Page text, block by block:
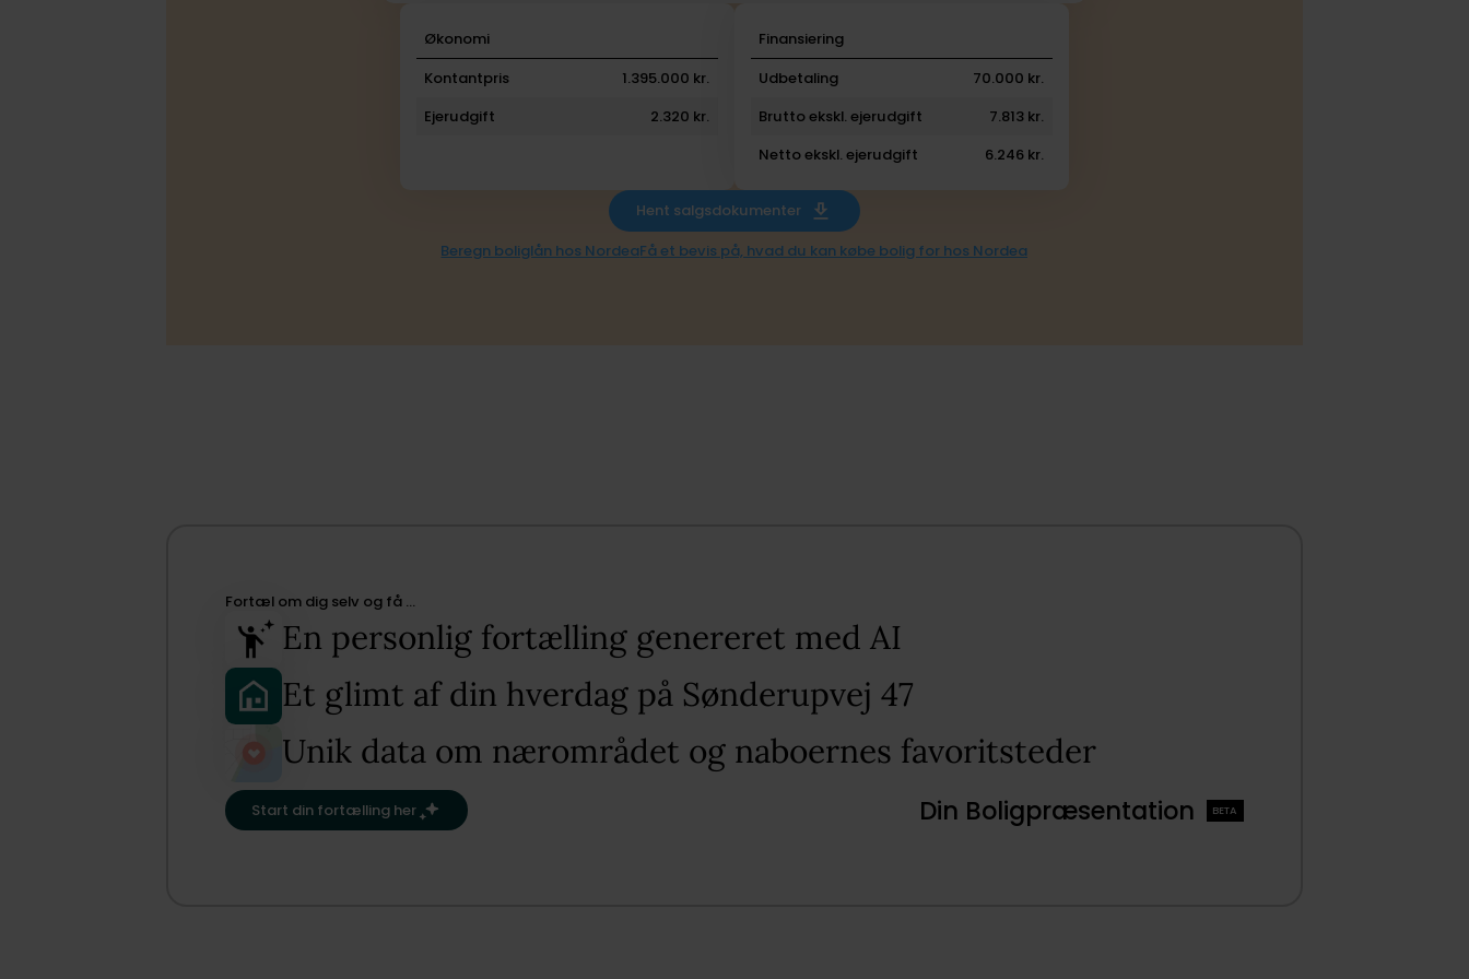
Økonomi
Kontantpris
1.395.000 kr.
Ejerudgift
2.320 kr.
Finansiering
Udbetaling
70.000 kr.
Brutto ekskl. ejerudgift
7.813 kr.
Netto ekskl. ejerudgift
6.246 kr.
Hent salgsdokumenter
Beregn boliglån hos NordeaFå et bevis på, hvad du kan købe bolig for hos Nordea
Fortæl om dig selv og få …​
En personlig fortælling genereret med AI​
Et glimt af din hverdag på Sønderupvej 47​
Unik data om nærområdet og naboernes favoritsteder​
Start din fortælling her Din Boligpræsentation BETA